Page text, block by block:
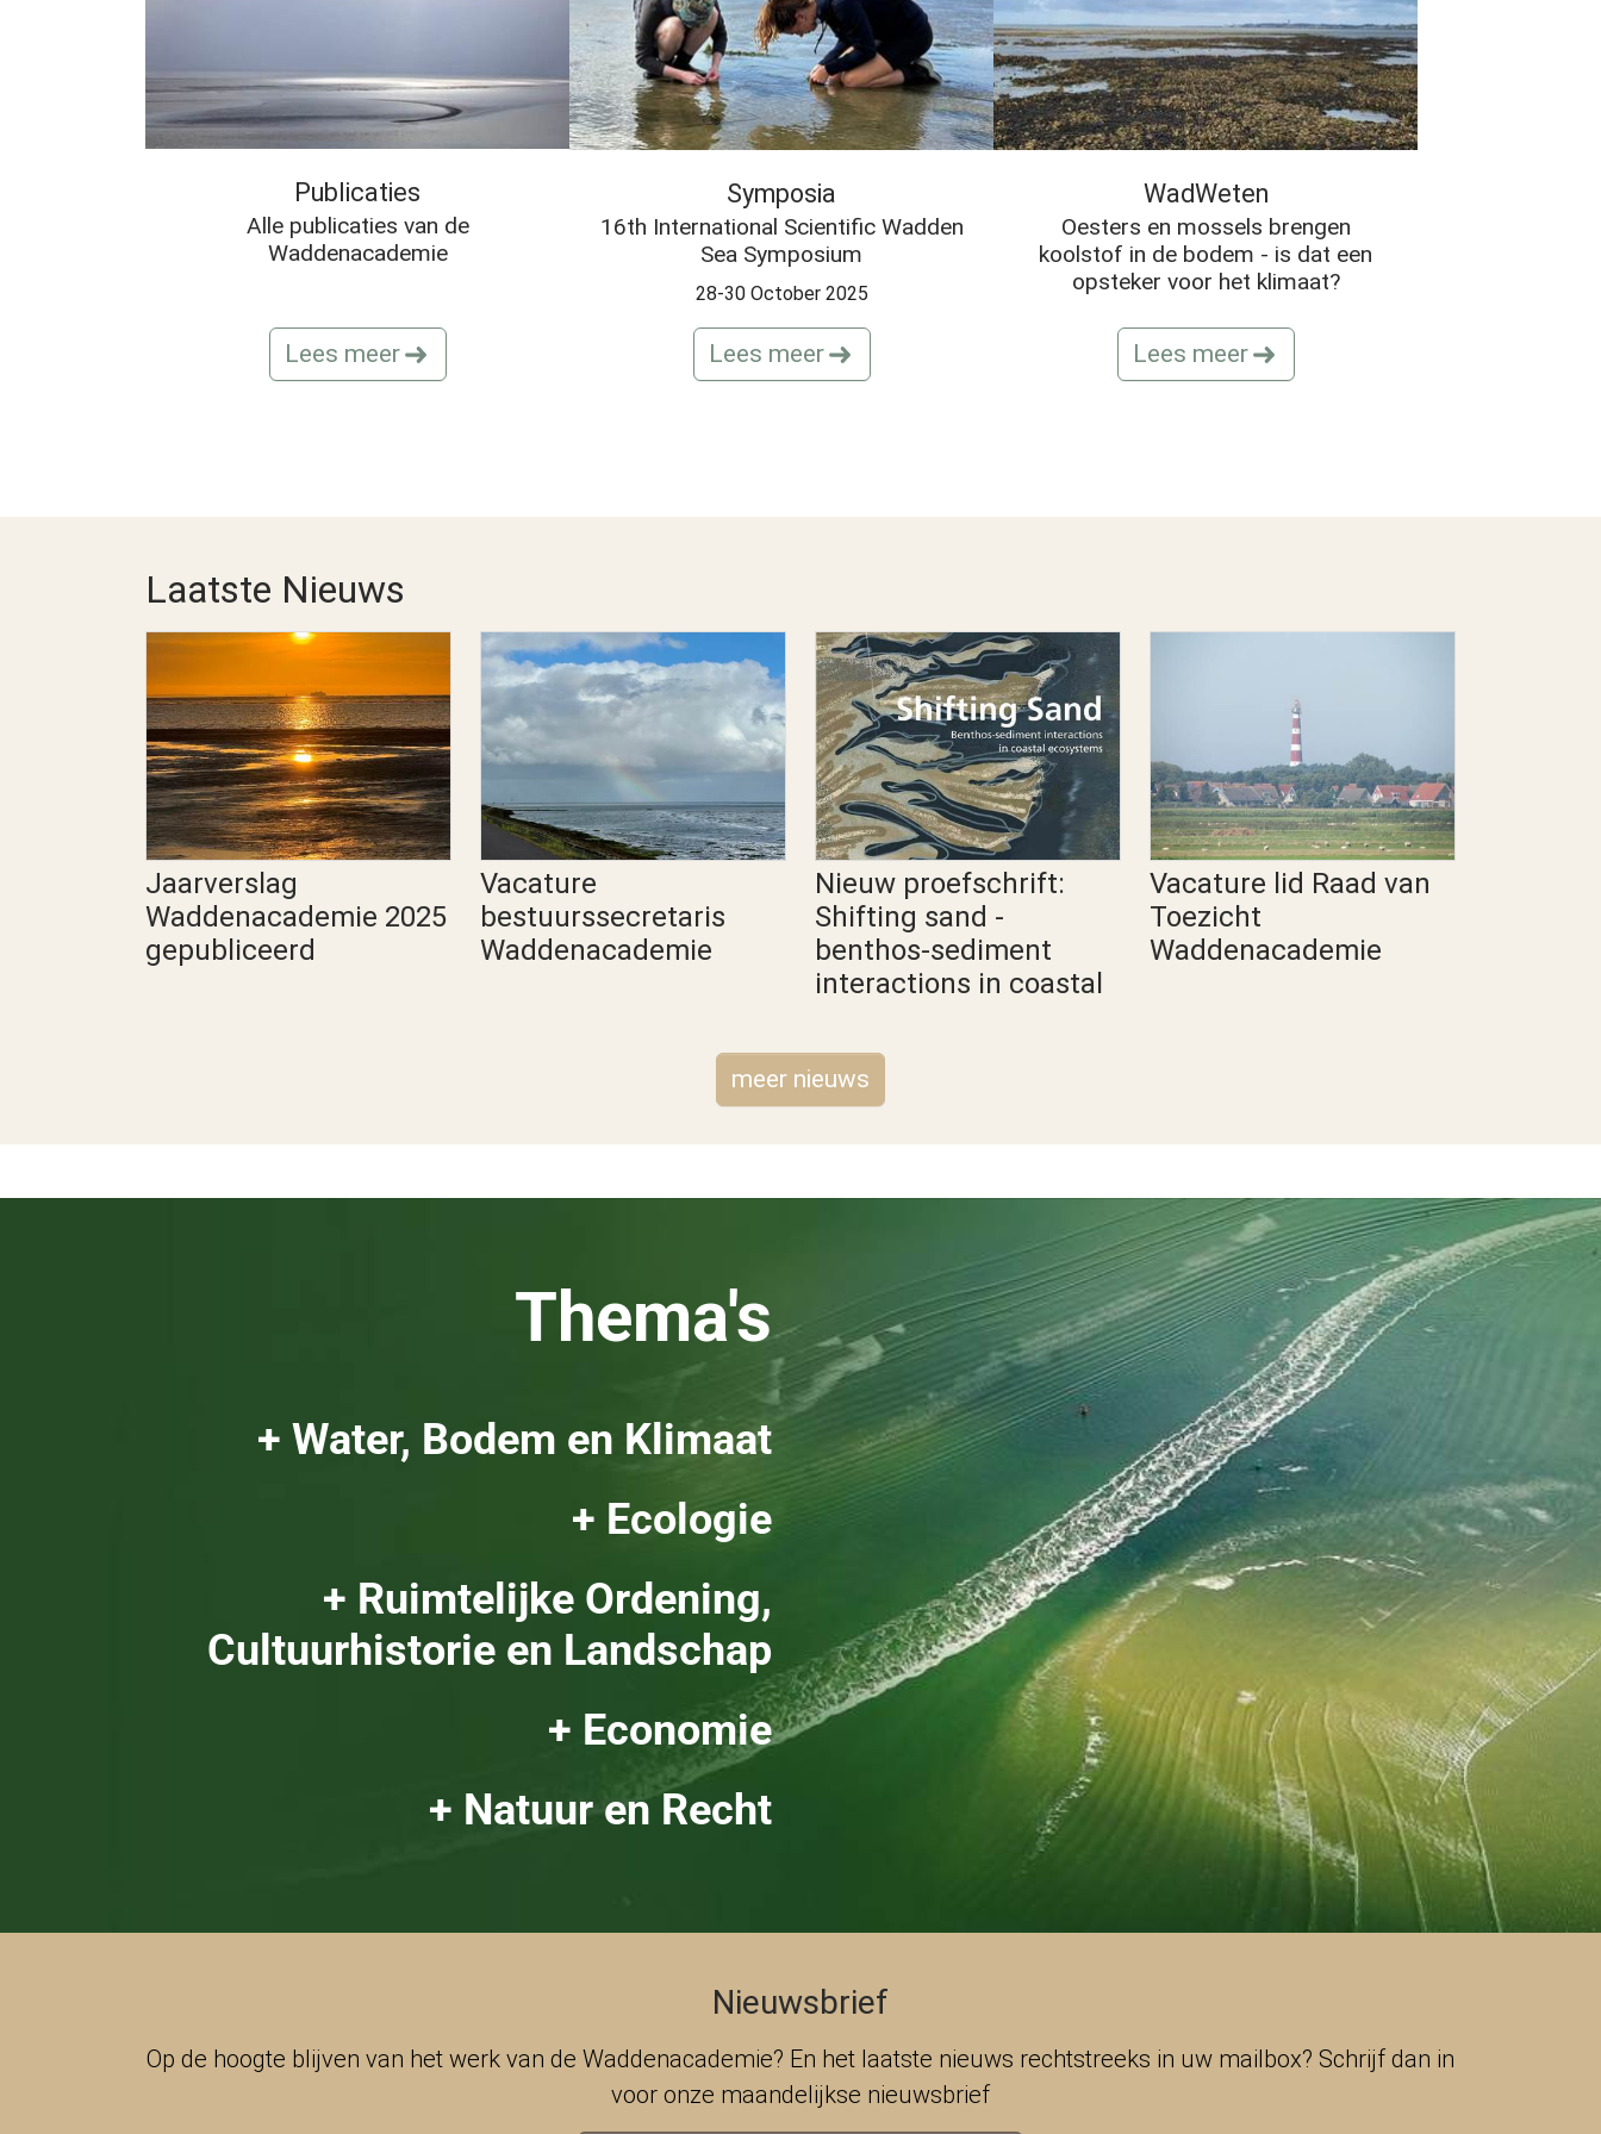
Publicaties
Alle publicaties van de
Waddenacademie
Lees meer
Symposia
16th International Scientific Wadden
Sea Symposium
28-30 October 2025
Lees meer
WadWeten
Oesters en mossels brengen
koolstof in de bodem - is dat een
opsteker voor het klimaat?
Lees meer
Laatste Nieuws
Jaarverslag
Waddenacademie 2025
gepubliceerd
Vacature
bestuurssecretaris
Waddenacademie
Nieuw proefschrift:
Shifting sand -
benthos-sediment
interactions in coastal
Vacature lid Raad van
Toezicht
Waddenacademie
meer nieuws
Thema's
+ Water, Bodem en Klimaat
+ Ecologie
+ Ruimtelijke Ordening,
Cultuurhistorie en Landschap
+ Economie
+ Natuur en Recht
Nieuwsbrief
Op de hoogte blijven van het werk van de Waddenacademie? En het laatste nieuws rechtstreeks in uw mailbox? Schrijf dan in
voor onze maandelijkse nieuwsbrief